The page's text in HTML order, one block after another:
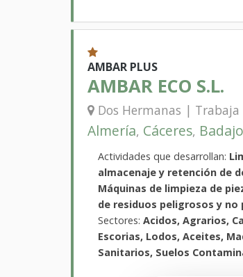
AMBAR PLUS
AMBAR ECO S.L.
Dos Hermanas | Trabaja
Almería, Cáceres,
Actividades que desarrollan:
almacenaje y retención de
Máquinas de limpieza de
de residuos peligrosos y no
Sectores: Acidos, Agrarios,
Escorias, Lodos, Aceites,
Sanitarios, Suelos